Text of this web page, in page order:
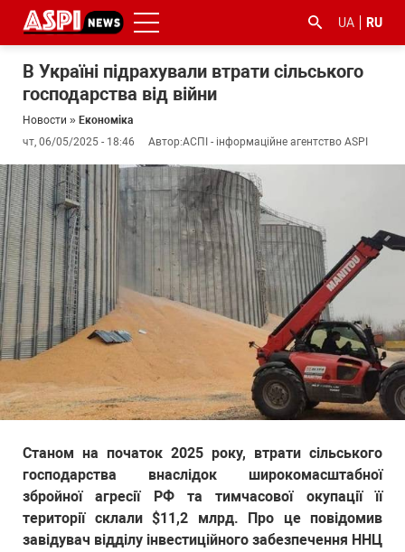
UA RU
В Україні підрахували втрати сільського
господарства від війни
Новости » Економіка
чт, 06/05/2025 - 18:46
Автор:АСПІ - інформаційне агентство ASPI
Станом на початок 2025 року, втрати сільського
господарства внаслідок широкомасштабної
збройної агресії РФ та тимчасової окупації її
території склали $11,2 млрд. Про це повідомив
завідувач відділу інвестиційного забезпечення ННЦ
#ООС
#боротьба
з
корупцією
#гфс #Киев #коронавірус